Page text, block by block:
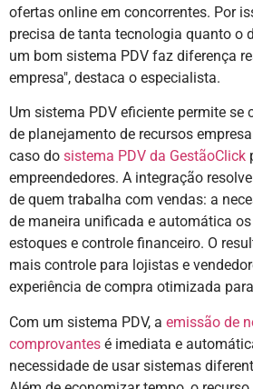
ofertas online em concorrentes. Por
precisa de tanta tecnologia quanto o
um bom sistema PDV faz diferença
empresa", destaca o especialista.
Um sistema PDV eficiente permite se
de planejamento de recursos
caso do sistema PDV da GestãoClick
empreendedores. A integração
de quem trabalha com vendas: a
de maneira unificada e automática
estoques e controle financeiro. O
mais controle para lojistas e
experiência de compra otimizada
Com um sistema PDV, a emissão de
comprovantes é imediata e
necessidade de usar sistemas